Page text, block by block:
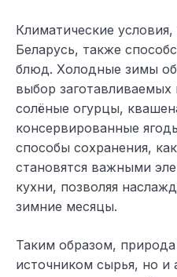
Климатические
Беларусь, также
блюд. Холодные зимы
выбор заготавливаемых
солёные огурцы,
консервированные
способы сохранения,
становятся важными
кухни, позволяя
зимние месяцы.
Таким образом,
источником сырья, но и